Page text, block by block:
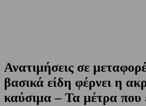
Ανατιμήσεις σε
βασικά είδη φέρνει η
καύσιμα – Τα μέτρα που